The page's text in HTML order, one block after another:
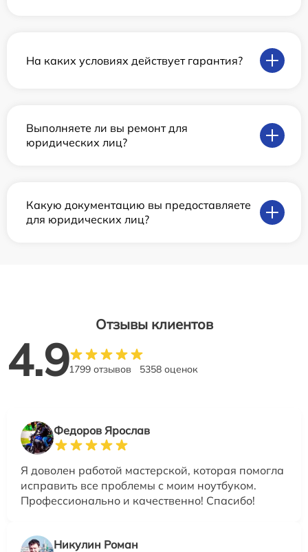
На каких условиях действует гарантия?
Выполняете ли вы ремонт для
юридических лиц?
Какую документацию вы предоставляете
для юридических лиц?
Отзывы клиентов
4.91799 отзывов 5358 оценок
Федоров Ярослав
Я доволен работой мастерской, которая помогла
исправить все проблемы с моим ноутбуком.
Профессионально и качественно! Спасибо!
Никулин Роман